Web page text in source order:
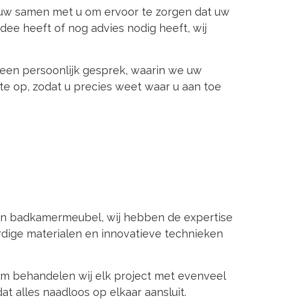
samen met u om ervoor te zorgen dat uw
heeft of nog advies nodig heeft, wij
persoonlijk gesprek, waarin we uw
op, zodat u precies weet waar u aan toe
badkamermeubel, wij hebben de expertise
materialen en innovatieve technieken
behandelen wij elk project met evenveel
alles naadloos op elkaar aansluit.